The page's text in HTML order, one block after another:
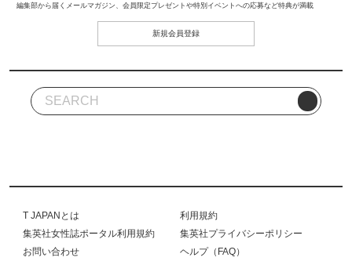
編集部から届くメールマガジン、会員限定プレゼントや特別イベントへの応募など特典が満載
新規会員登録
T JAPANとは
利用規約
集英社女性誌ポータル利用規約
集英社プライバシーポリシー
お問い合わせ
ヘルプ（FAQ）